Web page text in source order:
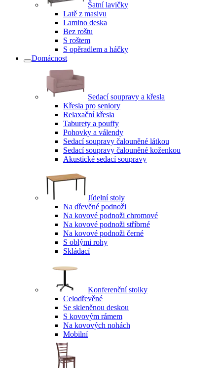
Šatní lavičky
Latě z masivu
Lamino deska
Bez roštu
S roštem
S opěradlem a háčky
Domácnost
Sedací soupravy a křesla
Křesla pro seniory
Relaxační křesla
Taburety a pouffy
Pohovky a válendy
Sedací soupravy čalouněné látkou
Sedací soupravy čalouněné koženkou
Akustické sedací soupravy
Jídelní stoly
Na dřevěné podnoži
Na kovové podnoži chromové
Na kovové podnoži stříbrné
Na kovové podnoži černé
S oblými rohy
Skládací
Konferenční stolky
Celodřevěné
Se skleněnou deskou
S kovovým rámem
Na kovových nohách
Mobilní